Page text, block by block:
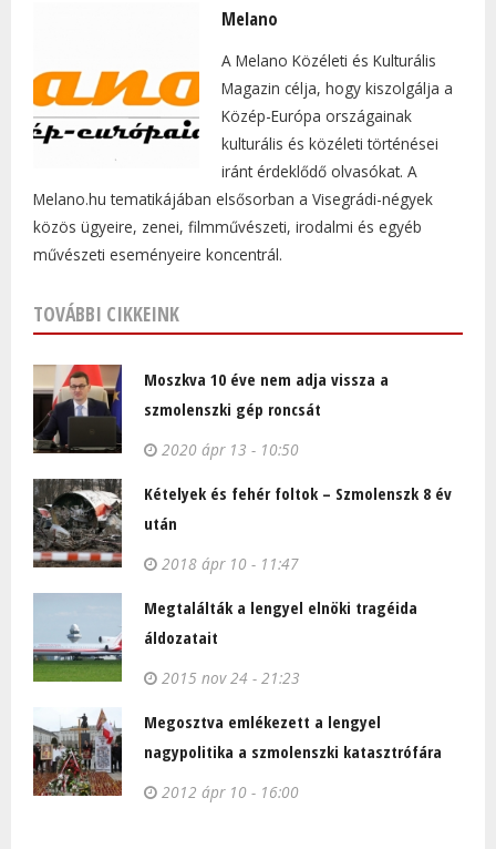
Melano
A Melano Közéleti és Kulturális
Magazin célja, hogy kiszolgálja a
Közép-Európa országainak
kulturális és közéleti történései
iránt érdeklődő olvasókat. A
Melano.hu tematikájában elsősorban a Visegrádi-négyek
közös ügyeire, zenei, filmművészeti, irodalmi és egyéb
művészeti eseményeire koncentrál.
TOVÁBBI CIKKEINK
Moszkva 10 éve nem adja vissza a
szmolenszki gép roncsát
2020 ápr 13 - 10:50
Kételyek és fehér foltok – Szmolenszk 8 év
után
2018 ápr 10 - 11:47
Megtalálták a lengyel elnöki tragéida
áldozatait
2015 nov 24 - 21:23
Megosztva emlékezett a lengyel
nagypolitika a szmolenszki katasztrófára
2012 ápr 10 - 16:00